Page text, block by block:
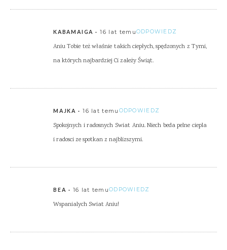
KABAMAIGA 16 lat temuODPOWIEDZ
Aniu Tobie też właśnie takich ciepłych, spędzonych z Tymi,
na których najbardziej Ci zależy Świąt.
MAJKA 16 lat temu ODPOWIEDZ
Spokojnych i radosnych Swiat Aniu. Niech beda pelne ciepla
i radosci ze spotkan z najblizszymi.
BEA 16 lat temuODPOWIEDZ
Wspanialych Swiat Aniu!